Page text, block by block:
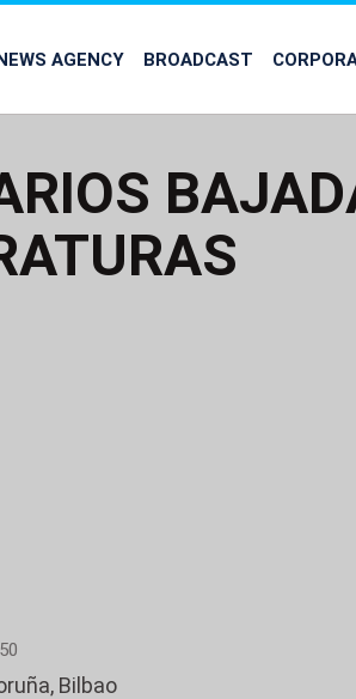
AGENCY BROADCAST
Bilbao